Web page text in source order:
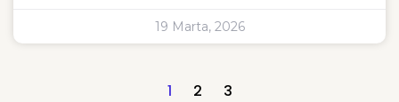
19 Marta, 2026
1 2 3